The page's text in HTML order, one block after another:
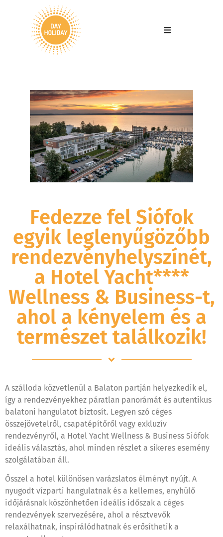
Fedezze fel Siófok
egyik leglenyűgözőbb
rendezvényhelyszínét,
a Hotel Yacht****
Wellness & Business-t,
ahol a kényelem és a
természet találkozik!
A szálloda közvetlenül a Balaton partján helyezkedik el,
így a rendezvényekhez páratlan panorámát és autentikus
balatoni hangulatot biztosít. Legyen szó céges
összejövetelről, csapatépítőről vagy exkluzív
rendezvényről, a Hotel Yacht Wellness & Business Siófok
ideális választás, ahol minden részlet a sikeres esemény
szolgálatában áll.
Ősszel a hotel különösen varázslatos élményt nyújt. A
nyugodt vízparti hangulatnak és a kellemes, enyhülő
időjárásnak köszönhetően ideális időszak a céges
rendezvények szervezésére, ahol a résztvevők
relaxálhatnak, inspirálódhatnak és erősíthetik a